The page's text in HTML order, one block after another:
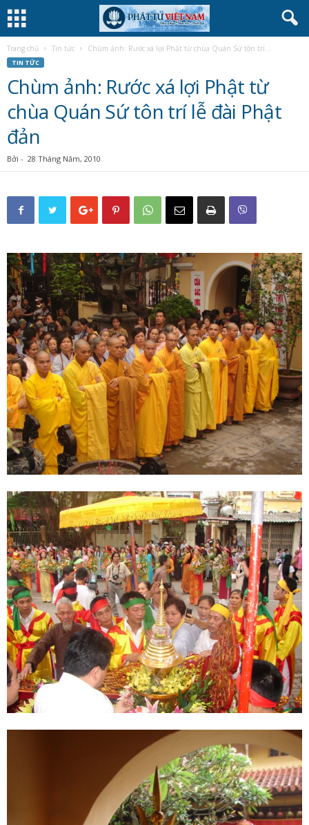
Trang chủ Tin tức Chùm ảnh: Rước xá lợi Phật từ chùa Quán Sứ tôn trí...
TIN TỨC
Chùm ảnh: Rước xá lợi Phật từ
chùa Quán Sứ tôn trí lễ đài Phật
đản
Bởi - 28 Tháng Năm, 2010